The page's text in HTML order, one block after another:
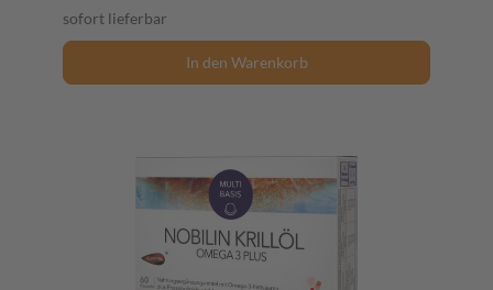
sofort lieferbar
In den Warenkorb